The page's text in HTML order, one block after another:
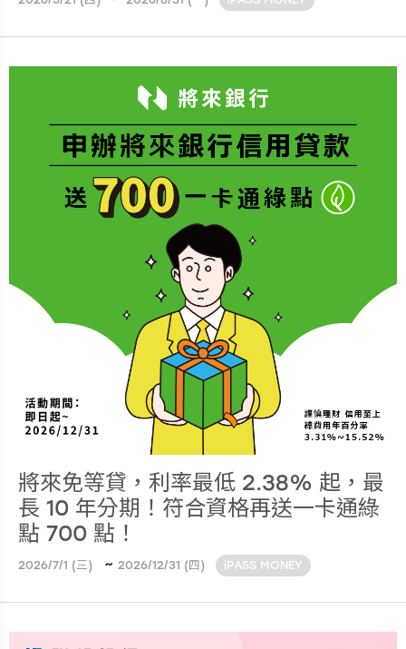
將來免等貸，利率最低 2.38% 起，最
長 10 年分期！符合資格再送一卡通綠
點 700 點！
2026/7/1 (三) ~ 2026/12/31 (四) iPASS MONEY